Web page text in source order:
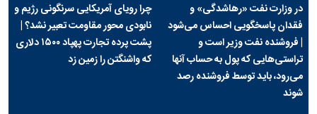
در وزارت نفت «رهاشدگی» و
فقدان پاسخگویی احساس می‌شود
| فروشنده نفت وزیر است و
تراستی‌هایی که پول به حساب آنها
می‌رود، باید توسط فروشنده رصد
شوند
چرا رویای آمریکایی سرنگونی رژیم و
نابودی محور مقاومت تعبیر نشد؟ |
پشت پرده تجارت پهپاد‌ ۱۵۰۰ دلاری
که واشنگتن را زمین زد